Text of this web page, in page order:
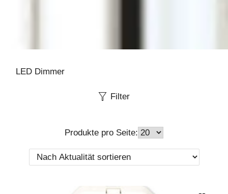
LED Dimmer
Filter
Produkte pro Seite: